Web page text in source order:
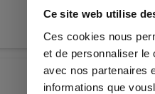
Ce site web utilise
Ces cookies nous
et de personnaliser le
avec nos partenaires
informations que